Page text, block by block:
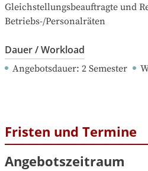
Gleichstellungsbeauftragte und
Betriebs-/Personalräten
Dauer / Workload
Angebotsdauer: 2 Semester
Fristen und Termine
Angebotszeitraum